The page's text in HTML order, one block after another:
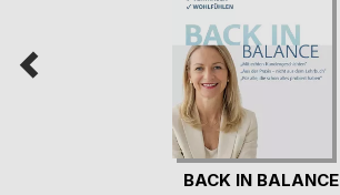
BACK IN BALANCE